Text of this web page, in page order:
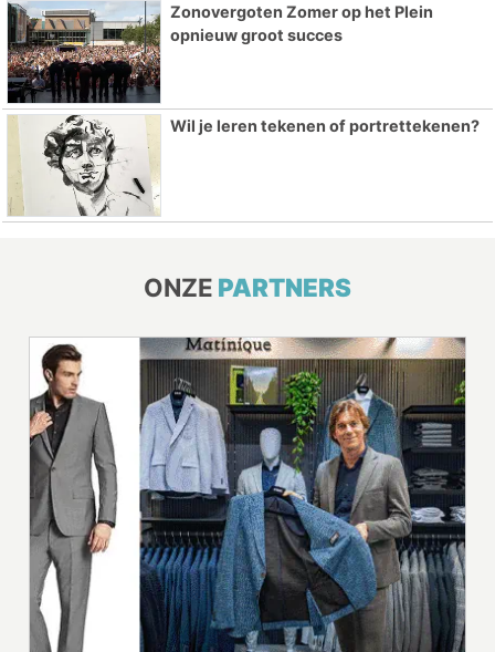
Zonovergoten Zomer op het Plein
opnieuw groot succes
Wil je leren tekenen of portrettekenen?
ONZE PARTNERS